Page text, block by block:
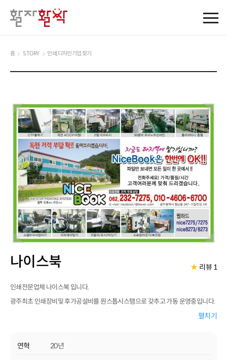
홈 STORY 인쇄,디자인기업 찾기
나이스북 ★ 리뷰 1
인쇄전문업체 나이스북 입니다.
광주최초 인쇄장비및 후가공설비를 원스톱시스탬으로 갖추고 가동 운영중입니다.
지역최대 직접생산전문업체 로 가격/품질/납기에 자신있게 대응하고 있으며.
저희 나이스북 은 힘쓰고있습니다..
펼치기
연혁 20년